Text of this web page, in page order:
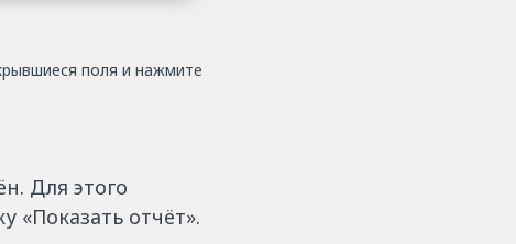
поля и нажмите
Для этого
«Показать отчёт».